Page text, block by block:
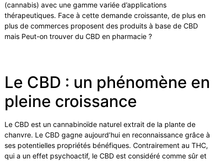
(cannabis) avec une gamme variée d’applications
thérapeutiques. Face à cette demande croissante, de plus en
plus de commerces proposent des produits à base de CBD
mais Peut-on trouver du CBD en pharmacie ?
Le CBD : un phénomène en
pleine croissance
Le CBD est un cannabinoïde naturel extrait de la plante de
chanvre. Le CBD gagne aujourd’hui en reconnaissance grâce à
ses potentielles propriétés bénéfiques. Contrairement au THC,
qui a un effet psychoactif, le CBD est considéré comme sûr et